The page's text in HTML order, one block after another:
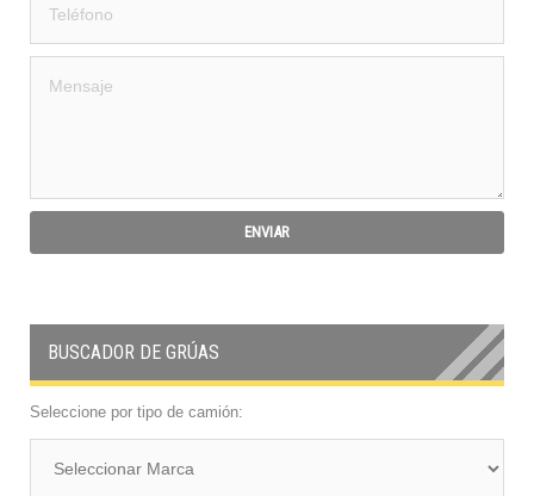
BUSCADOR DE GRÚAS
Seleccione por tipo de camión: